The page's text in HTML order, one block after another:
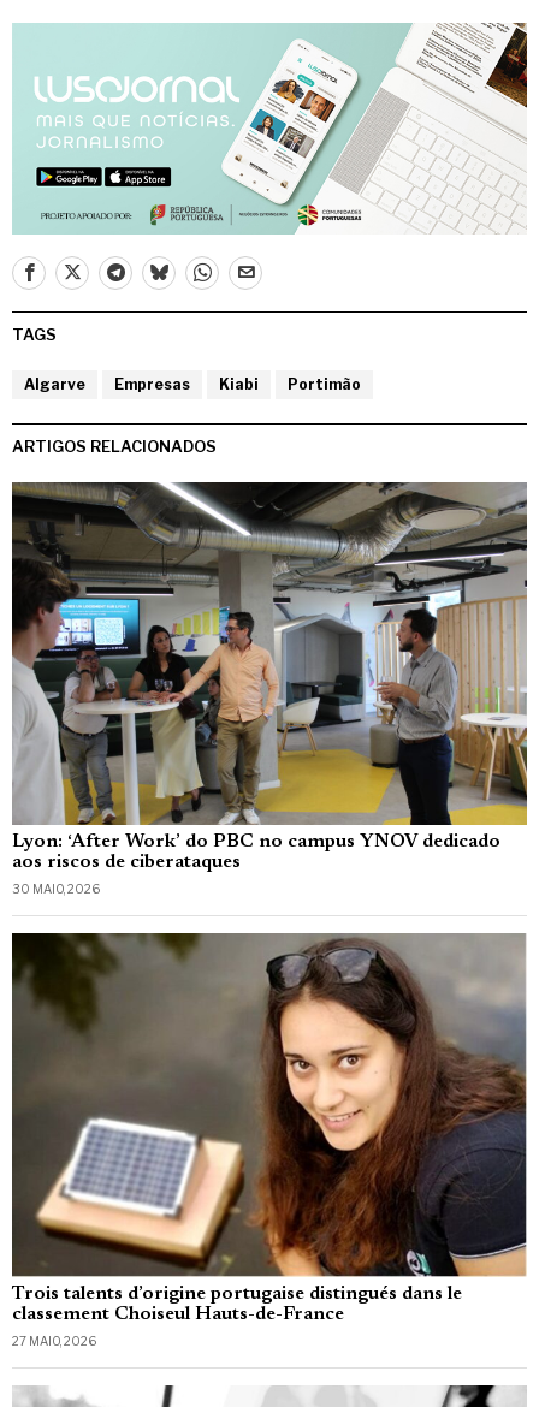
TAGS
Algarve Empresas Kiabi Portimão
ARTIGOS RELACIONADOS
Lyon: ‘After Work’ do PBC no campus YNOV dedicado
aos riscos de ciberataques
30 MAIO, 2026
Trois talents d’origine portugaise distingués dans le
classement Choiseul Hauts-de-France
27 MAIO, 2026